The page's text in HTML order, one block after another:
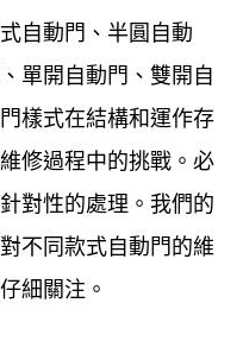
自動門、半圓自動
單開自動門、雙開自
樣式在結構和運作存
修過程中的挑戰。必
對性的處理。我們的
不同款式自動門的維
細關注。